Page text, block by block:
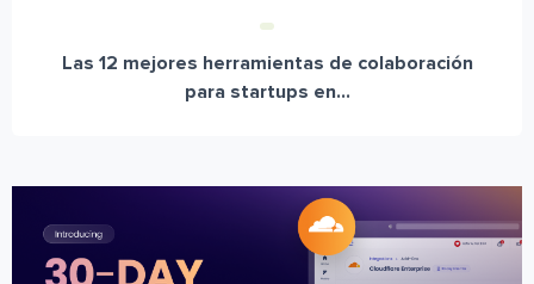
Las 12 mejores herramientas de colaboración
para startups en...